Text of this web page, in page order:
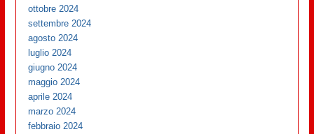
ottobre 2024
settembre 2024
agosto 2024
luglio 2024
giugno 2024
maggio 2024
aprile 2024
marzo 2024
febbraio 2024